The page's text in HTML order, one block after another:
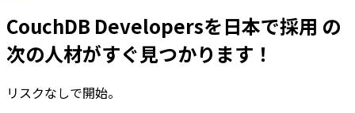
CouchDB Developersを日本で採用 の
次の人材がすぐ見つかります！
リスクなしで開始。